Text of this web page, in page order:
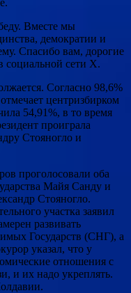
Вместе мы
демократии и
Спасибо вам, дорогие
социальной сети X.
Согласно 98,6%
центризбирком
54,91%, в то время
проиграла
Стояногло и
проголосовали оба
Майя Санду и
Стояногло.
участка заявил
развивать
Государств (СНГ), а
указал, что у
отношения с
и их надо укреплять.